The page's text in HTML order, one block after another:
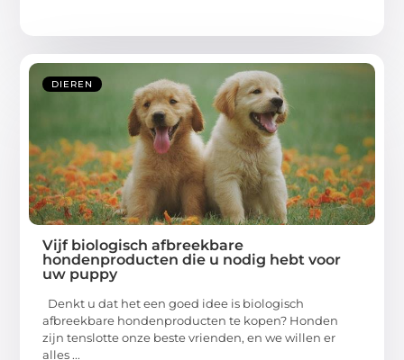
DIEREN
Vijf biologisch afbreekbare
hondenproducten die u nodig hebt voor
uw puppy
Denkt u dat het een goed idee is biologisch
afbreekbare hondenproducten te kopen? Honden
zijn tenslotte onze beste vrienden, en we willen er
alles ...